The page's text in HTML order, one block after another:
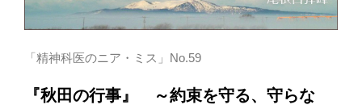
「精神科医のニア・ミス」No.59
『秋田の行事』 ～約束を守る、守らな